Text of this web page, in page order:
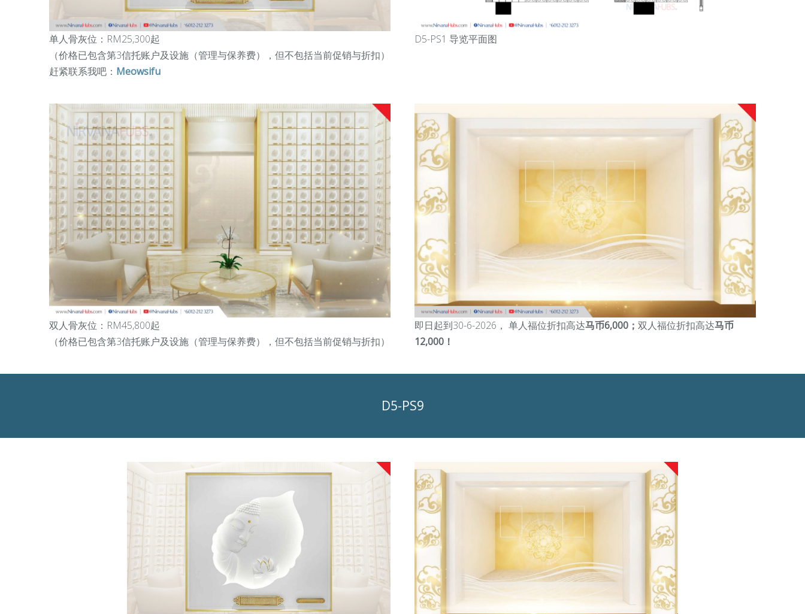
单人骨灰位：RM25,300起
（价格已包含第3信托账户及设施（管理与保养费），但不包括当前促销与折扣）
赶紧联系我吧： Meowsifu
D5-PS1 导览平面图
双人骨灰位：RM45,800起
（价格已包含第3信托账户及设施（管理与保养费），但不包括当前促销与折扣）
即日起到30-6-2026， 单人福位折扣高达马币6,000； 双人福位折扣高达马币
12,000 ！
D5-PS9